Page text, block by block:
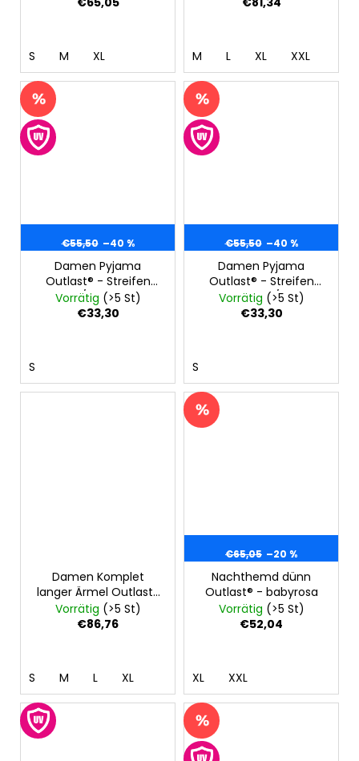
S M XL M L XL XXL
€55,50 –40 %
Damen Pyjama
Outlast® - Streifen
pfirsich/grau meliert
Vorrätig (>5 St)
€33,30
S
€55,50 –40 %
Damen Pyjama
Outlast® - Streifen
rosabordeaux/dunkelrosa
Vorrätig (>5 St)
€33,30
S
Damen Komplet
langer Ärmel Outlast®
- Streifen weissgrau
meliert/grau meliert
Vorrätig (>5 St)
€86,76
S M L XL
€65,05 –20 %
Nachthemd dünn
Outlast® - babyrosa
Vorrätig (>5 St)
€52,04
XL XXL